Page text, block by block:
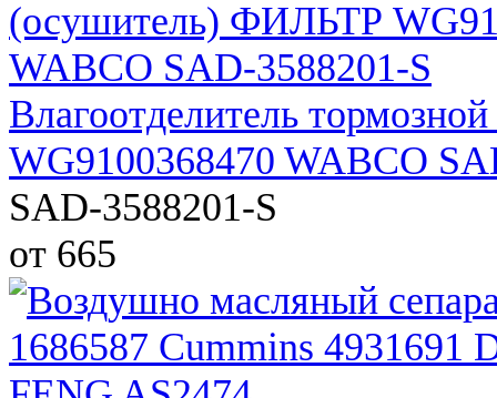
Влагоотделитель
WG9100368470 WABCO
SAD-3588201-S
от 665